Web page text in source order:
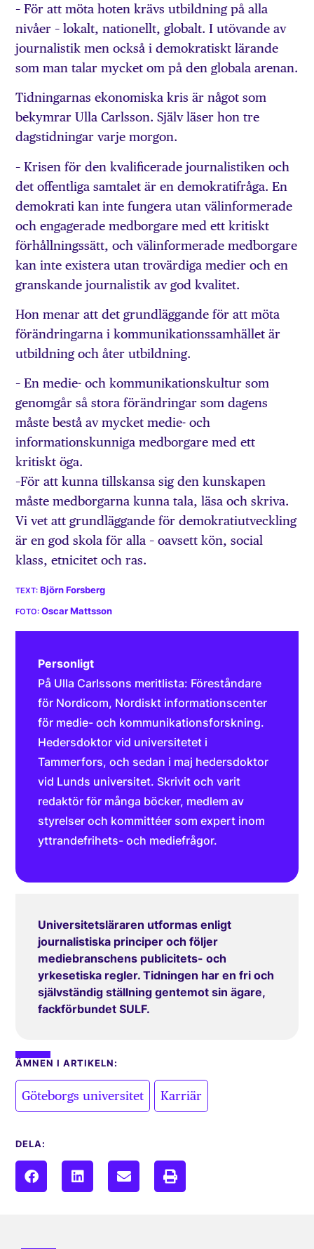
– För att möta hoten krävs utbildning på alla
nivåer – lokalt, nationellt, globalt. I utövande av
journalistik men också i demokratiskt lärande
som man talar mycket om på den globala arenan.
Tidningarnas ekonomiska kris är något som
bekymrar Ulla Carlsson. Själv läser hon tre
dagstidningar varje morgon.
– Krisen för den kvalificerade journalistiken och
det offentliga samtalet är en demokratifråga. En
demokrati kan inte fungera utan välinformerade
och engagerade medborgare med ett kritiskt
förhållningssätt, och välinformerade medborgare
kan inte existera utan trovärdiga medier och en
granskande journalistik av god kvalitet.
Hon menar att det grundläggande för att möta
förändringarna i kommunikationssamhället är
utbildning och åter utbildning.
– En medie- och kommunikationskultur som
genomgår så stora förändringar som dagens
måste bestå av mycket medie- och
informationskunniga medborgare med ett
kritiskt öga.
–För att kunna tillskansa sig den kunskapen
måste medborgarna kunna tala, läsa och skriva.
Vi vet att grundläggande för demokratiutveckling
är en god skola för alla – oavsett kön, social
klass, etnicitet och ras.
Björn Forsberg
Oscar Mattsson
Personligt
På Ulla Carlssons meritlista: Föreståndare
för Nordicom, Nordiskt informationscenter
för medie- och kommunikationsforskning.
Hedersdoktor vid universitetet i
Tammerfors, och sedan i maj hedersdoktor
vid Lunds universitet. Skrivit och varit
redaktör för många böcker, medlem av
styrelser och kommittéer som expert inom
yttrandefrihets- och mediefrågor.
Universitetsläraren utformas enligt
journalistiska principer och följer
mediebranschens publicitets- och
yrkesetiska regler. Tidningen har en fri och
självständig ställning gentemot sin ägare,
fackförbundet SULF.
ÄMNEN I ARTIKELN:
Göteborgs universitet Karriär
DELA: